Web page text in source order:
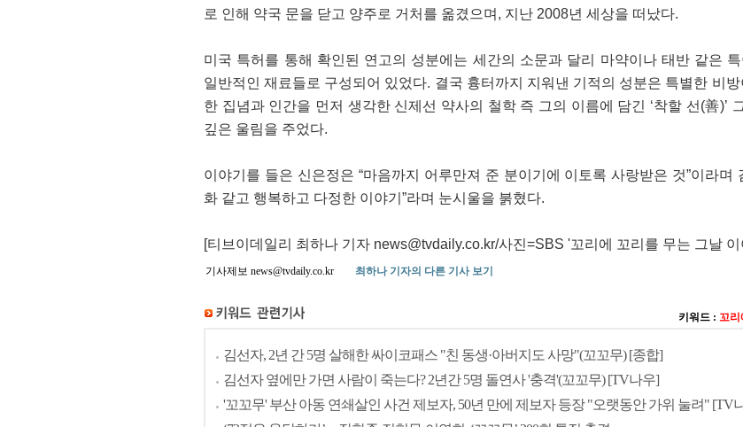
로 인해 약국 문을 닫고 양주로 거처를 옮겼으며, 지난 2008년 세상을 떠났다.
미국 특허를 통해 확인된 연고의 성분에는 세간의 소문과 달리 마약이나 태반 같은
일반적인 재료들로 구성되어 있었다. 결국 흉터까지 지워낸 기적의 성분은 특별한 비
한 집념과 인간을 먼저 생각한 신제선 약사의 철학 즉 그의 이름에 담긴 ‘착할 선(善)’
깊은 울림을 주었다.
이야기를 들은 신은정은 “마음까지 어루만져 준 분이기에 이토록 사랑받은 것”이라며
화 같고 행복하고 다정한 이야기”라며 눈시울을 붉혔다.
[티브이데일리 최하나 기자 news@tvdaily.co.kr/사진=SBS '꼬리에 꼬리를 무는 그날 이
기사제보 news@tvdaily.co.kr 최하나 기자의 다른 기사 보기
키워드 : 꼬리
김선자, 2년 간 5명 살해한 싸이코패스 "친 동생·아버지도 사망"(꼬꼬무) [종합]
김선자 옆에만 가면 사람이 죽는다? 2년간 5명 돌연사 '충격'(꼬꼬무) [TV나우]
'꼬꼬무' 부산 아동 연쇄살인 사건 제보자, 50년 만에 제보자 등장 "오랫동안 가위 눌려" [TV